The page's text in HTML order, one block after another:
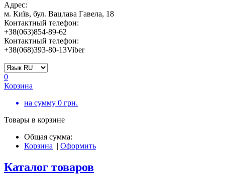
Адрес:
м. Київ, бул. Вацлава Гавела, 18
Контактный телефон:
+38(063)854-89-62
Контактный телефон:
+38(068)393-80-13Viber
0
Корзина
на сумму 0 грн.
Товары в корзине
Общая сумма:
Корзина | Оформить
Каталог товаров